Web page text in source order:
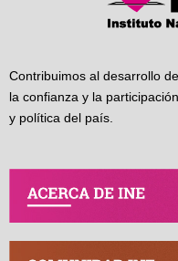
Contribuimos al desarrollo
la confianza y la
y política del país.